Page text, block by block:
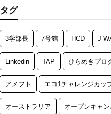
タグ
3学部長 7号館 HCD J-
Linkedin TAP ひらめきプロ
アメフト エコ1チャレンジカッ
オーストラリア オープンキャ